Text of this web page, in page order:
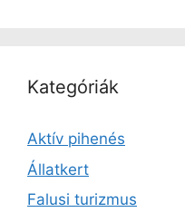
Kategóriák
Aktív pihenés
Állatkert
Falusi turizmus